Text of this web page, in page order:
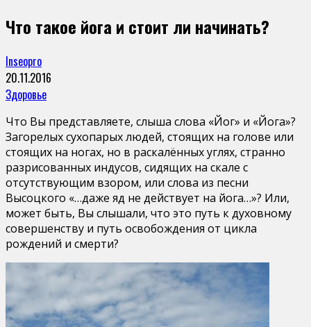
Что такое йога и стоит ли начинать?
Inseopro
20.11.2016
Здоровье
Что Вы представляете, слыша слова «Йог» и «Йога»?
Загорелых сухопарых людей, стоящих на голове или
стоящих на ногах, но в раскалённых углях, странно
разрисованных индусов, сидящих на скале с
отсутствующим взором, или слова из песни
Высоцкого «…даже яд не действует на йога…»? Или,
может быть, Вы слышали, что это путь к духовному
совершенству и путь освобождения от цикла
рождений и смерти?